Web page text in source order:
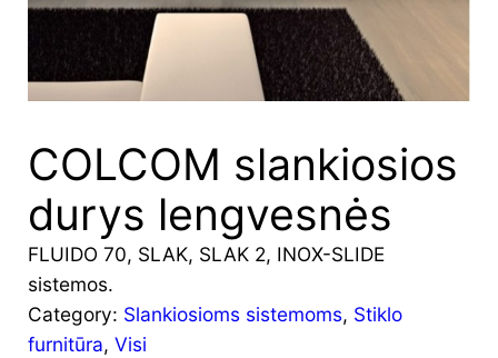
COLCOM slankiosios
durys lengvesnės
FLUIDO 70, SLAK, SLAK 2, INOX-SLIDE
sistemos.
Category: Slankiosioms sistemoms, Stiklo
furnitūra, Visi